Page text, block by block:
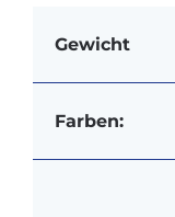
Gewicht
Farben: